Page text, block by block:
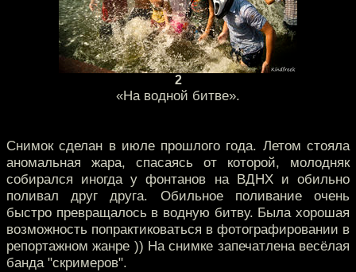
2
«На водной битве».
Снимок сделан в июле прошлого года. Летом стояла
аномальная жара, спасаясь от которой, молодняк
собирался иногда у фонтанов на ВДНХ и обильно
поливал друг друга. Обильное поливание очень
быстро превращалось в водную битву. Была хорошая
возможность попрактиковаться в фотографировании в
репортажном жанре )) На снимке запечатлена весёлая
банда "скримеров".